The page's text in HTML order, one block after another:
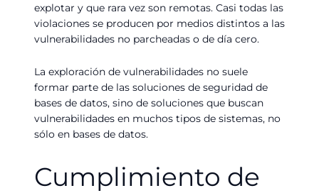
explotar y que rara vez son remotas. Casi todas las
violaciones se producen por medios distintos a las
vulnerabilidades no parcheadas o de día cero.
La exploración de vulnerabilidades no suele
formar parte de las soluciones de seguridad de
bases de datos, sino de soluciones que buscan
vulnerabilidades en muchos tipos de sistemas, no
sólo en bases de datos.
Cumplimiento de